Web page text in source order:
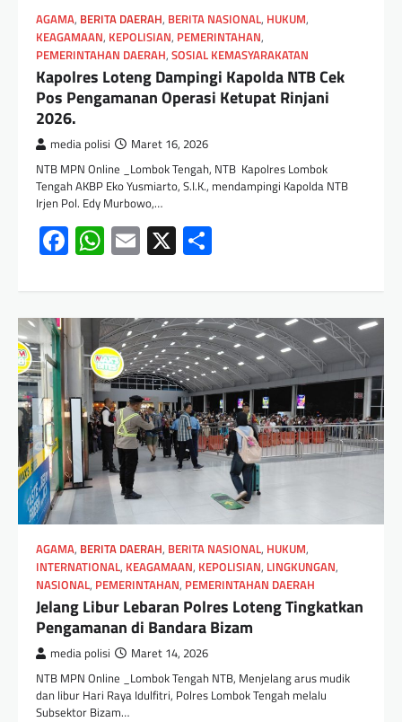
AGAMA, BERITA DAERAH, BERITA NASIONAL, HUKUM,
KEAGAMAAN, KEPOLISIAN, PEMERINTAHAN,
PEMERINTAHAN DAERAH, SOSIAL KEMASYARAKATAN
‎Kapolres Loteng Dampingi Kapolda NTB Cek
Pos Pengamanan Operasi Ketupat Rinjani
2026. ‎
media polisi Maret 16, 2026
NTB MPN Online _Lombok Tengah, NTB Kapolres Lombok
Tengah AKBP Eko Yusmiarto, S.I.K., mendampingi Kapolda NTB
Irjen Pol. Edy Murbowo,…
Facebook
WhatsApp
Email
X
AGAMA, BERITA DAERAH, BERITA NASIONAL, HUKUM,
INTERNATIONAL, KEAGAMAAN, KEPOLISIAN, LINGKUNGAN,
NASIONAL, PEMERINTAHAN, PEMERINTAHAN DAERAH
‎Jelang Libur Lebaran ‎Polres Loteng Tingkatkan
Pengamanan di Bandara Bizam
media polisi Maret 14, 2026
NTB MPN Online _Lombok Tengah NTB, Menjelang arus mudik
dan libur Hari Raya Idulfitri, Polres Lombok Tengah melalu
Subsektor Bizam…